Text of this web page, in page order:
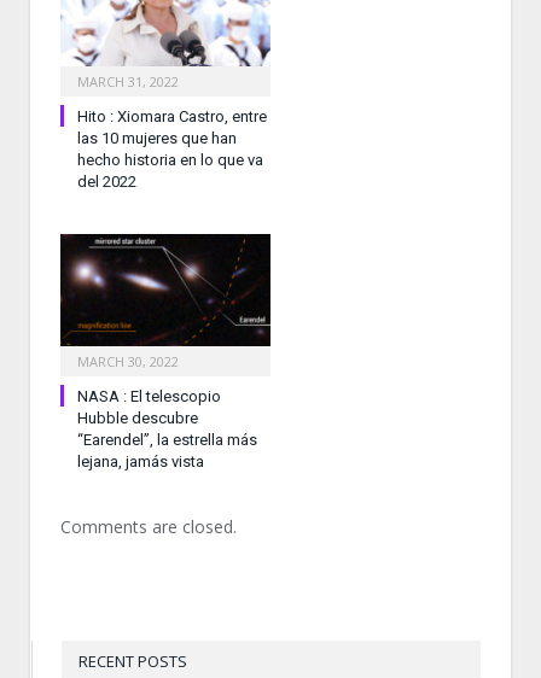
MARCH 31, 2022
Hito : Xiomara Castro, entre
las 10 mujeres que han
hecho historia en lo que va
del 2022
MARCH 30, 2022
NASA : El telescopio
Hubble descubre
“Earendel”, la estrella más
lejana, jamás vista
Comments are closed.
RECENT POSTS